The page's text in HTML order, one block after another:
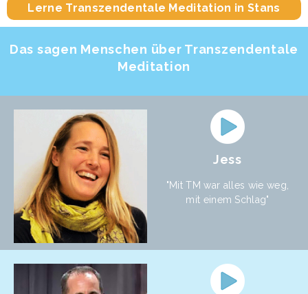
Lerne Transzendentale Meditation in Stans
Das sagen Menschen über Transzendentale
Meditation
Jess
"Mit TM war alles wie weg,
mit einem Schlag"